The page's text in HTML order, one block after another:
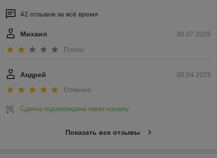
42 отзывов за всё время
30.07.2026
Михаил
Плохо
30.04.2025
Андрей
Отлично
Сделка подтверждена через корзину
Показать все отзывы